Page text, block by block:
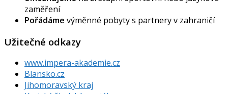
zaměření
Pořádáme výměnné pobyty s partnery v zahraničí
Užitečné odkazy
www.impera-akademie.cz
Blansko.cz
Jihomoravský kraj